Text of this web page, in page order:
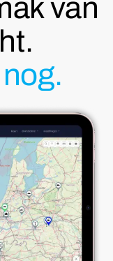
van